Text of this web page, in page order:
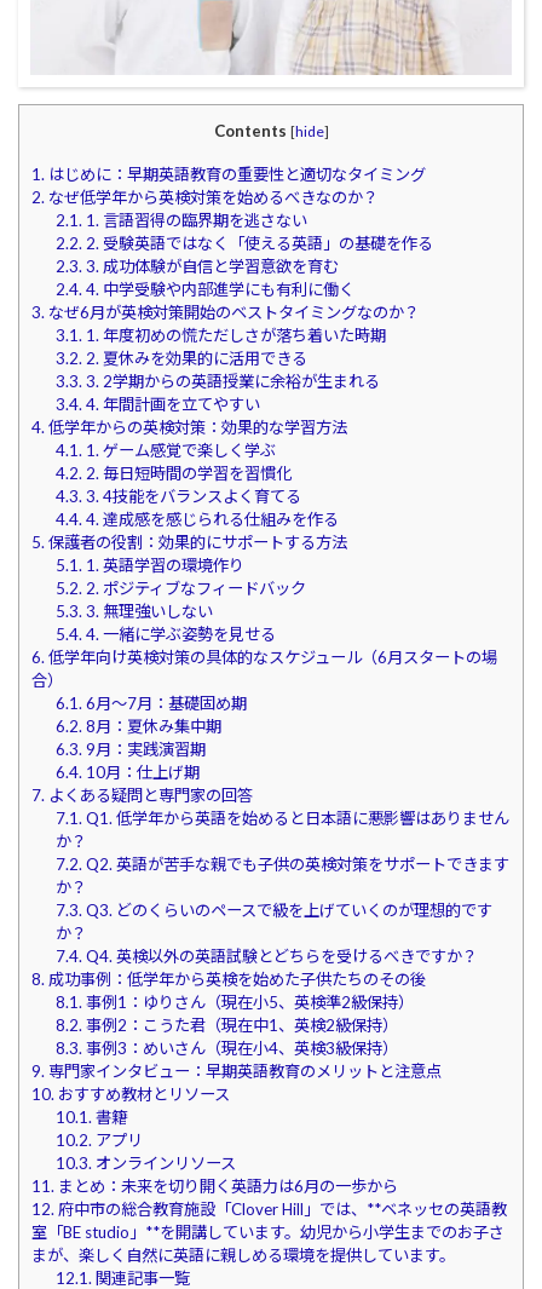
Contents [hide]
1. はじめに：早期英語教育の重要性と適切なタイミング
2. なぜ低学年から英検対策を始めるべきなのか？
2.1. 1. 言語習得の臨界期を逃さない
2.2. 2. 受験英語ではなく「使える英語」の基礎を作る
2.3. 3. 成功体験が自信と学習意欲を育む
2.4. 4. 中学受験や内部進学にも有利に働く
3. なぜ6月が英検対策開始のベストタイミングなのか？
3.1. 1. 年度初めの慌ただしさが落ち着いた時期
3.2. 2. 夏休みを効果的に活用できる
3.3. 3. 2学期からの英語授業に余裕が生まれる
3.4. 4. 年間計画を立てやすい
4. 低学年からの英検対策：効果的な学習方法
4.1. 1. ゲーム感覚で楽しく学ぶ
4.2. 2. 毎日短時間の学習を習慣化
4.3. 3. 4技能をバランスよく育てる
4.4. 4. 達成感を感じられる仕組みを作る
5. 保護者の役割：効果的にサポートする方法
5.1. 1. 英語学習の環境作り
5.2. 2. ポジティブなフィードバック
5.3. 3. 無理強いしない
5.4. 4. 一緒に学ぶ姿勢を見せる
6. 低学年向け英検対策の具体的なスケジュール（6月スタートの場
合）
6.1. 6月～7月：基礎固め期
6.2. 8月：夏休み集中期
6.3. 9月：実践演習期
6.4. 10月：仕上げ期
7. よくある疑問と専門家の回答
7.1. Q1. 低学年から英語を始めると日本語に悪影響はありません
か？
7.2. Q2. 英語が苦手な親でも子供の英検対策をサポートできます
か？
7.3. Q3. どのくらいのペースで級を上げていくのが理想的です
か？
7.4. Q4. 英検以外の英語試験とどちらを受けるべきですか？
8. 成功事例：低学年から英検を始めた子供たちのその後
8.1. 事例1：ゆりさん（現在小5、英検準2級保持）
8.2. 事例2：こうた君（現在中1、英検2級保持）
8.3. 事例3：めいさん（現在小4、英検3級保持）
9. 専門家インタビュー：早期英語教育のメリットと注意点
10. おすすめ教材とリソース
10.1. 書籍
10.2. アプリ
10.3. オンラインリソース
11. まとめ：未来を切り開く英語力は6月の一歩から
12. 府中市の総合教育施設「Clover Hill」では、**ベネッセの英語教
室「BE studio」**を開講しています。​幼児から小学生までのお子さ
まが、楽しく自然に英語に親しめる環境を提供しています。​
12.1. 関連記事一覧